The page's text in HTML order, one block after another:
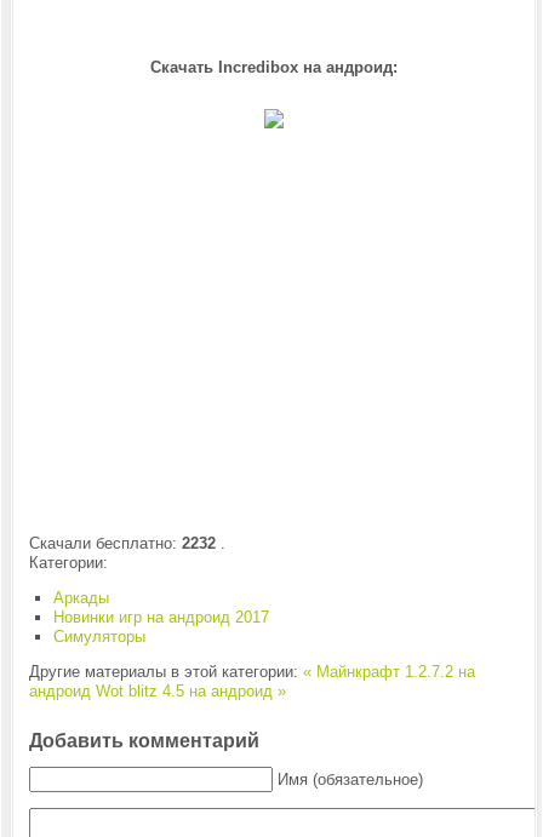
Скачать Incredibox на андроид:
Скачали бесплатно: 2232.
Категории:
Аркады
Новинки игр на андроид 2017
Симуляторы
Другие материалы в этой категории: « Майнкрафт 1.2.7.2 на
андроид Wot blitz 4.5 на андроид »
Добавить комментарий
Имя (обязательное)